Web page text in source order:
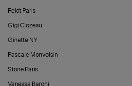
Feidt Paris
Gigi Clozeau
Ginette NY
Pascale Monvoisin
Stone Paris
Vanessa Baroni